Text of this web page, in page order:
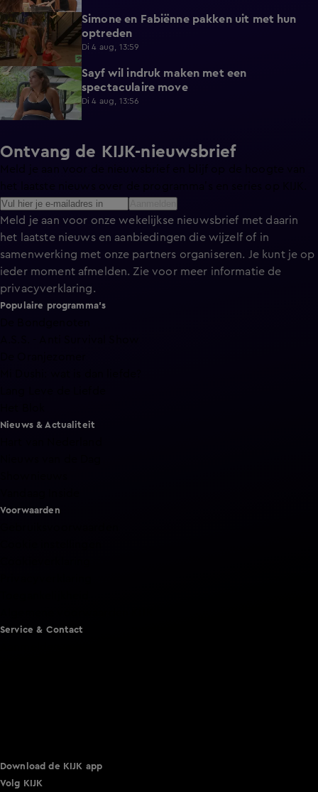
0:34
Simone en Fabiënne pakken uit met hun
optreden
Di 4 aug, 13:59
0:41
Sayf wil indruk maken met een
spectaculaire move
Di 4 aug, 13:56
Ontvang de KIJK-nieuwsbrief
Meld je aan voor onze wekelijkse nieuwsbrief met daarin
het laatste nieuws en aanbiedingen die wijzelf of in
samenwerking met onze partners organiseren. Je kunt je op
ieder moment afmelden. Zie voor meer informatie de
privacyverklaring.
Populaire programma's
Nieuws & Actualiteit
Voorwaarden
Service & Contact
Download de KIJK app
Volg KIJK